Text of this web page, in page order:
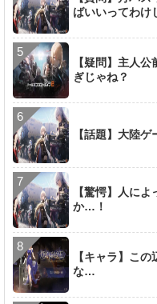
ばいいってわけ
【疑問】主人
ぎじゃね？
【話題】大陸
【驚愕】人に
か…！
【キャラ】こ
な…